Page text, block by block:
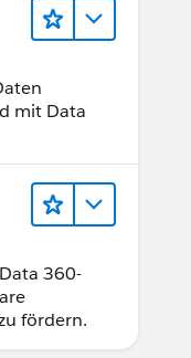
mit Data
360-
fördern.